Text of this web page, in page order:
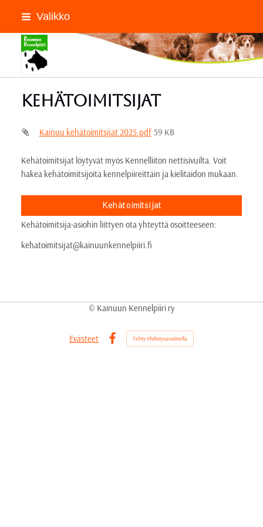
Siirry
sisältöön
Valikko
Kainuun Kennelpiiri ry
Kehätoimitsijat
Kainuu kehätoimitsijat 2025.pdf 59 KB
Kehätoimitsijat löytyvät myös Kennelliiton nettisivuilta. Voit
hakea kehätoimitsijoita kennelpiireittäin ja kielitaidon mukaan.
Kehätoimitsijat
Kehätoimitsija-asiohin liittyen ota yhteyttä osoitteeseen:
kehatoimitsijat@kainuunkennelpiiri.fi
© Kainuun Kennelpiiri ry
Evästeet
Facebook
Tehty Yhdistysavaimella